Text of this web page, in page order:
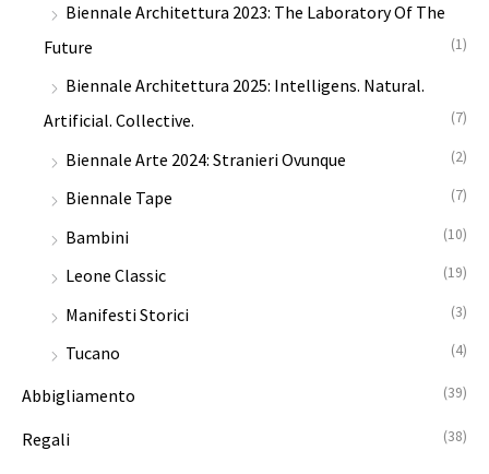
Biennale Architettura 2023: The Laboratory Of The
Future
(1)
Biennale Architettura 2025: Intelligens. Natural.
Artificial. Collective.
(7)
Biennale Arte 2024: Stranieri Ovunque (2)
Biennale Tape (7)
Bambini (10)
Leone Classic (19)
Manifesti Storici (3)
Tucano (4)
Abbigliamento (39)
Regali (38)